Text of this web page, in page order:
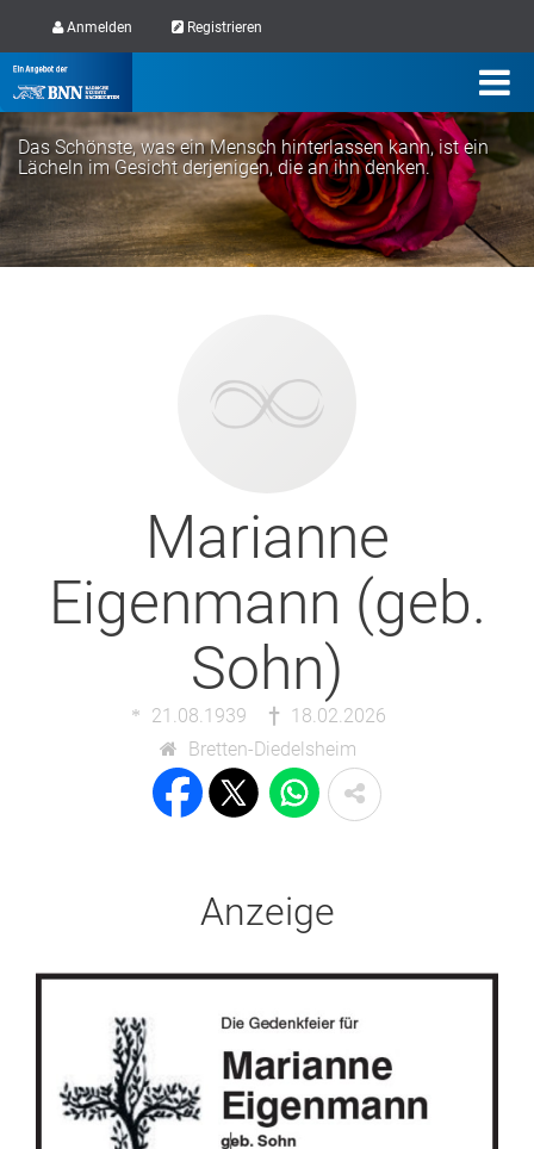
Anmelden Registrieren
Das Schönste, was ein Mensch hinterlassen kann, ist ein
Lächeln im Gesicht derjenigen, die an ihn denken.
Marianne
Eigenmann (geb.
Sohn)
21.08.1939
18.02.2026
Bretten-Diedelsheim
Anzeige